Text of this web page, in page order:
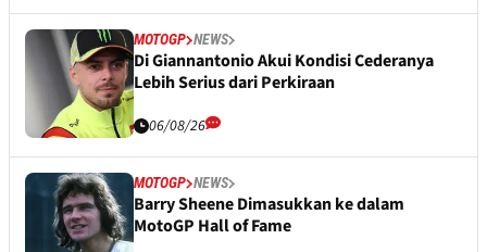
MOTOGP NEWS
Di Giannantonio Akui Kondisi Cederanya
Lebih Serius dari Perkiraan
06/08/26
MOTOGP NEWS
Barry Sheene Dimasukkan ke dalam
MotoGP Hall of Fame